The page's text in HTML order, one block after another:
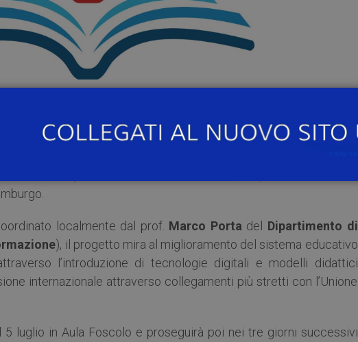
l’ottavo
in Central Asia through New Technologies).
bulgara di Ruse, vede la partecipazione di 15 università di cinque
Tajikistan, Turkmenistan e Uzbekistan) e delle università
localmente dal prof. Marco Porta del Dipartimento di
), il progetto mira al miglioramento del sistema educativo
l’introduzione di tecnologie digitali e modelli didattici
internazionale attraverso collegamenti più stretti con l’Unione
luglio in Aula Foscolo e proseguirà poi nei tre giorni successivi